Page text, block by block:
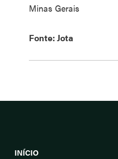
Minas Gerais
Fonte: Jota
INÍCIO